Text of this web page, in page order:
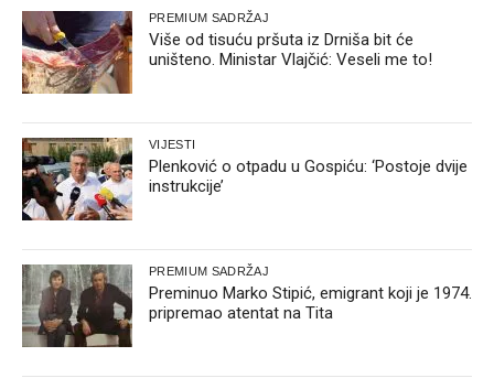
PREMIUM SADRŽAJ
Više od tisuću pršuta iz Drniša bit će
uništeno. Ministar Vlajčić: Veseli me to!
VIJESTI
Plenković o otpadu u Gospiću: ‘Postoje dvije
instrukcije’
PREMIUM SADRŽAJ
Preminuo Marko Stipić, emigrant koji je 1974.
pripremao atentat na Tita